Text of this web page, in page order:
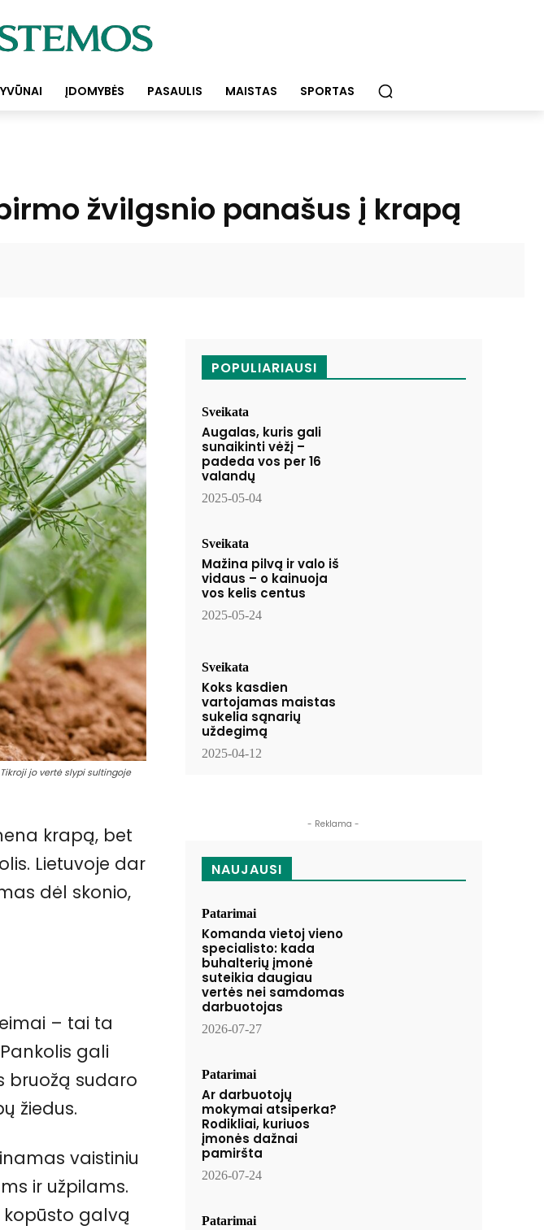
ĮDOMYBĖS PASAULIS MAISTAS SPORTAS
žvilgsnio panašus į krapą
jo vertė slypi sultingoje
krapą, bet
Lietuvoje dar
dėl skonio,
– tai ta
gali
bruožą sudaro
žiedus.
vaistiniu
ir užpilams.
kopūsto galvą
POPULIARIAUSI
Sveikata
Augalas, kuris gali
sunaikinti vėžį –
padeda vos per 16
valandų
2025-05-04
Sveikata
Mažina pilvą ir valo iš
vidaus – o kainuoja
vos kelis centus
2025-05-24
Sveikata
Koks kasdien
vartojamas maistas
sukelia sąnarių
uždegimą
2025-04-12
- Reklama -
NAUJAUSI
Patarimai
Komanda vietoj vieno
specialisto: kada
buhalterių įmonė
suteikia daugiau
vertės nei samdomas
darbuotojas
2026-07-27
Patarimai
Ar darbuotojų
mokymai atsiperka?
Rodikliai, kuriuos
įmonės dažnai
pamiršta
2026-07-24
Patarimai